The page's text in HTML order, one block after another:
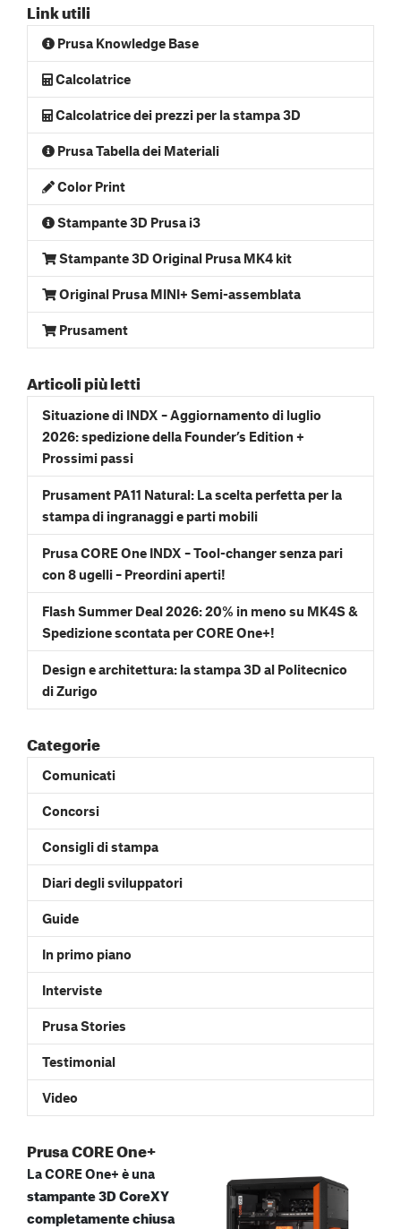
Link utili
Prusa Knowledge Base
Calcolatrice
Calcolatrice dei prezzi per la stampa 3D
Prusa Tabella dei Materiali
Color Print
Stampante 3D Prusa i3
Stampante 3D Original Prusa MK4 kit
Original Prusa MINI+ Semi-assemblata
Prusament
Articoli più letti
Situazione di INDX – Aggiornamento di luglio
2026: spedizione della Founder’s Edition +
Prossimi passi
Prusament PA11 Natural: La scelta perfetta per la
stampa di ingranaggi e parti mobili
Prusa CORE One INDX – Tool-changer senza pari
con 8 ugelli – Preordini aperti!
Flash Summer Deal 2026: 20% in meno su MK4S &
Spedizione scontata per CORE One+!
Design e architettura: la stampa 3D al Politecnico
di Zurigo
Categorie
Comunicati
Concorsi
Consigli di stampa
Diari degli sviluppatori
Guide
In primo piano
Interviste
Prusa Stories
Testimonial
Video
Prusa CORE One+
La CORE One+ è una
stampante 3D CoreXY
completamente chiusa